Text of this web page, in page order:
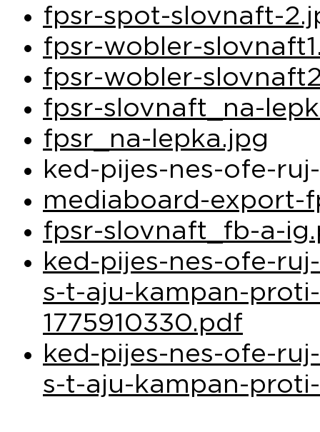
fpsr-spot-slovnaft-
fpsr-wobler-
fpsr-wobler-
fpsr-slovnaft_na-
fpsr_na-lepka.jpg
ked-pijes-nes-ofe-
mediaboard-export-
fpsr-slovnaft_fb-a-
ked-pijes-nes-ofe-
s-t-aju-kampan-
1775910330.pdf
ked-pijes-nes-ofe-
s-t-aju-kampan-